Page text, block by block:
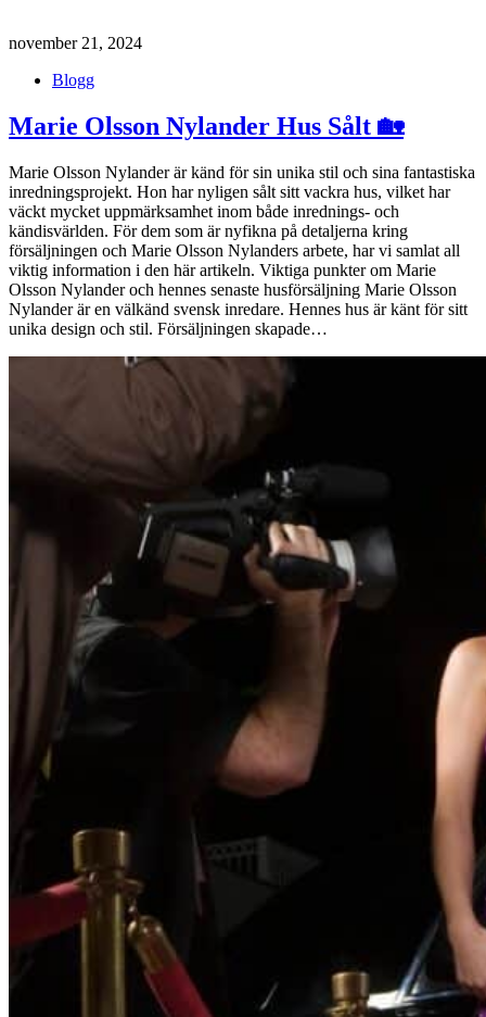
november 21, 2024
Blogg
Marie Olsson Nylander Hus Sålt 🏡
Marie Olsson Nylander är känd för sin unika stil och sina fantastiska
inredningsprojekt. Hon har nyligen sålt sitt vackra hus, vilket har
väckt mycket uppmärksamhet inom både inrednings- och
kändisvärlden. För dem som är nyfikna på detaljerna kring
försäljningen och Marie Olsson Nylanders arbete, har vi samlat all
viktig information i den här artikeln. Viktiga punkter om Marie
Olsson Nylander och hennes senaste husförsäljning Marie Olsson
Nylander är en välkänd svensk inredare. Hennes hus är känt för sitt
unika design och stil. Försäljningen skapade…